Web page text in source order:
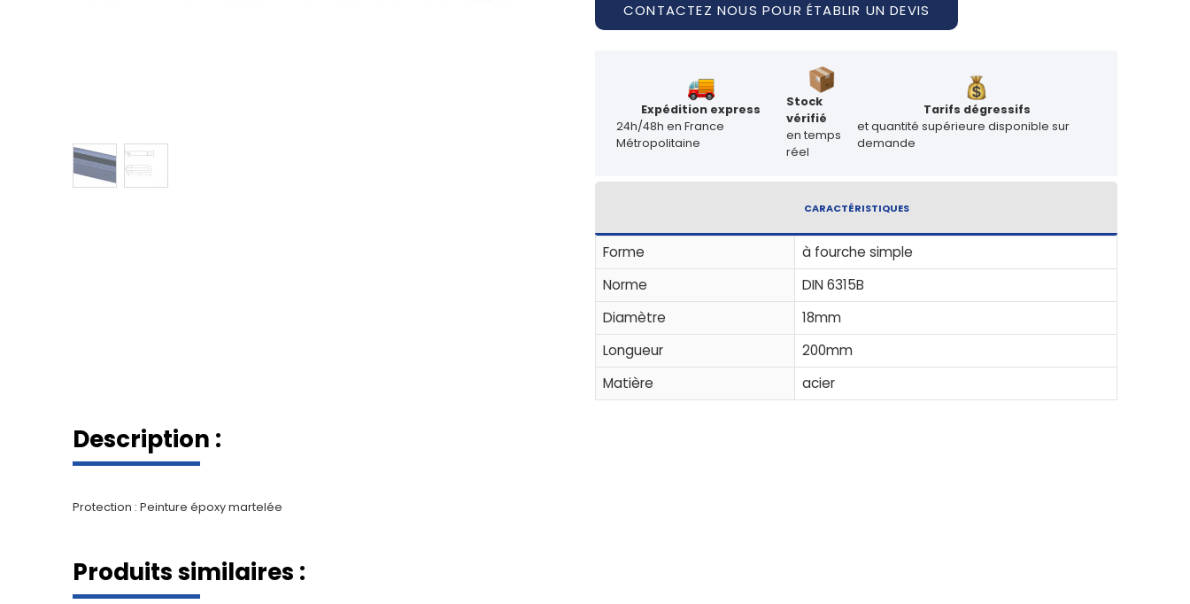
CONTACTEZ NOUS POUR ÉTABLIR UN DEVIS
Expédition express
24h/48h en France
Métropolitaine
Stock
vérifié
en temps
réel
Tarifs dégressifs
et quantité supérieure disponible sur
demande
CARACTÉRISTIQUES
Forme
à fourche simple
Norme
DIN 6315B
Diamètre
18mm
Longueur
200mm
Matière
acier
Description :
Protection : Peinture époxy martelée
Produits similaires :